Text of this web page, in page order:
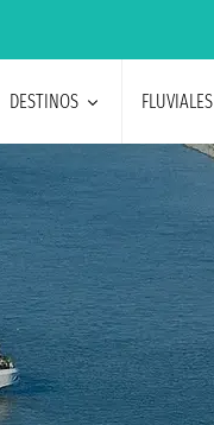
DESTINOS FLUVIALES